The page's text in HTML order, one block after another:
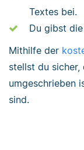
Textes bei.
Du gibst
Mithilfe der
stellst du sicher,
umgeschrieben
sind.